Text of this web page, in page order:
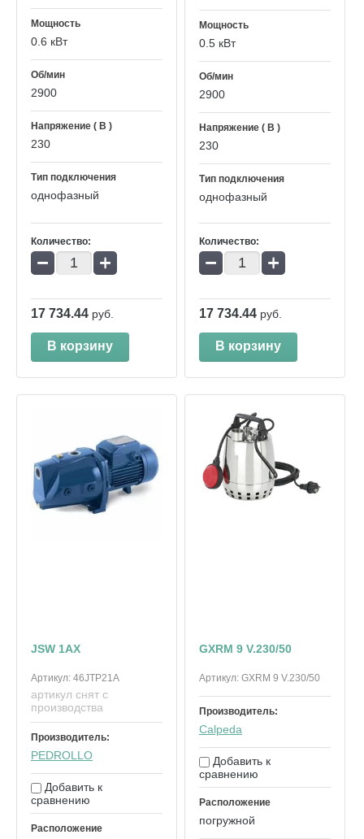
Мощность
0.6 кВт
Об/мин
2900
Напряжение ( В )
230
Тип подключения
однофазный
Количество:
− +
17 734.44 руб.
В корзину
Мощность
0.5 кВт
Об/мин
2900
Напряжение ( В )
230
Тип подключения
однофазный
Количество:
− +
17 734.44 руб.
В корзину
JSW 1AX
Артикул: 46JTP21A
артикул снят с
производства
Производитель:
PEDROLLO
Добавить к
сравнению
Расположение
GXRM 9 V.230/50
Артикул:GXRM 9 V.230/50
Производитель:
Calpeda
Добавить к
сравнению
Расположение
погружной